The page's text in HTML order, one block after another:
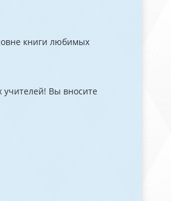
книги любимых
Вы вносите